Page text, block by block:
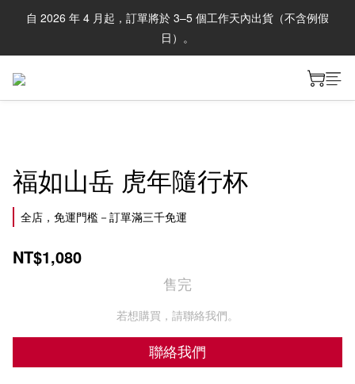
自 2026 年 4 月起，訂單將於 3–5 個工作天內出貨（不含例假
日）。
福如山岳 虎年隨行杯
全店，免運門檻－訂單滿三千免運
NT$1,080
售完
若想購買，請聯絡我們。
聯絡我們